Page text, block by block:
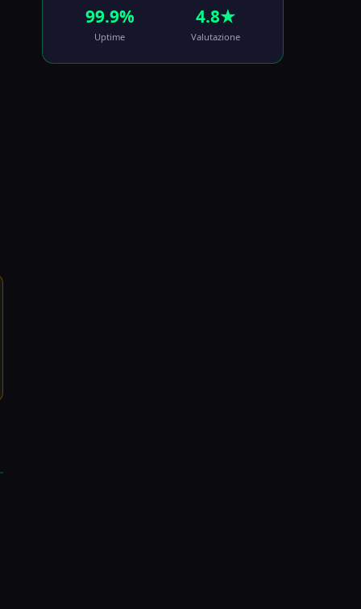
99.9%
Uptime
4.8★
Valutazione